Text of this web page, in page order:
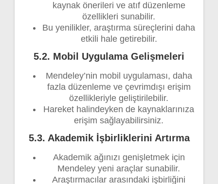
kaynak önerileri ve atıf düzenleme
özellikleri sunabilir.
Bu yenilikler, araştırma süreçlerini daha
etkili hale getirebilir.
5.2. Mobil Uygulama Gelişmeleri
Mendeley’nin mobil uygulaması, daha
fazla düzenleme ve çevrimdışı erişim
özellikleriyle geliştirilebilir.
Hareket halindeyken de kaynaklarınıza
erişim sağlayabilirsiniz.
5.3. Akademik İşbirliklerini Artırma
Akademik ağınızı genişletmek için
Mendeley yeni araçlar sunabilir.
Araştırmacılar arasındaki işbirliğini